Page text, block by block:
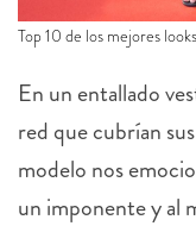
Top 10 de los mejores
En un entallado
red que cubrían
modelo nos
un imponente y al